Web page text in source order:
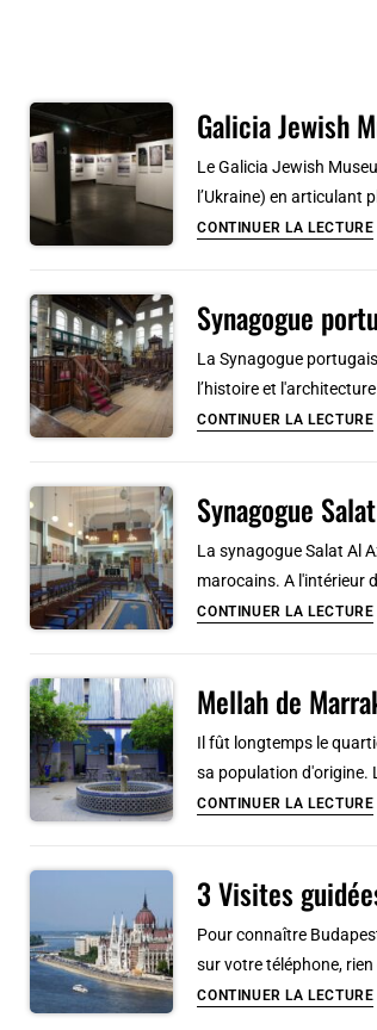
Galicia Jewish
Le Galicia Jewish
l’Ukraine) en articulant
CONTINUER LA LECTURE
Synagogue
La Synagogue
l’histoire et
CONTINUER LA LECTURE
Synagogue
La synagogue Salat Al
marocains. A l'intérieur
CONTINUER LA LECTURE
Mellah de
Il fût longtemps le
sa population d'origine.
CONTINUER LA LECTURE
:
3 Visites
Pour connaître
sur votre téléphone,
CONTINUER LA LECTURE3